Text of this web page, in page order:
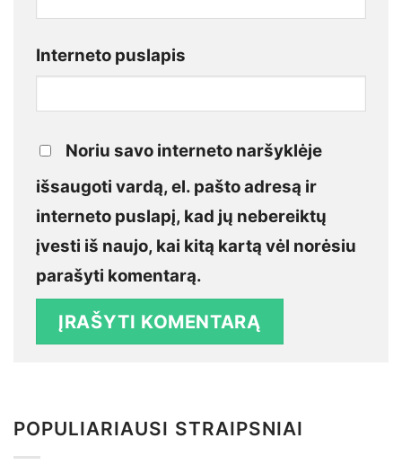
Interneto puslapis
Noriu savo interneto naršyklėje
išsaugoti vardą, el. pašto adresą ir
interneto puslapį, kad jų nebereiktų
įvesti iš naujo, kai kitą kartą vėl norėsiu
parašyti komentarą.
POPULIARIAUSI STRAIPSNIAI